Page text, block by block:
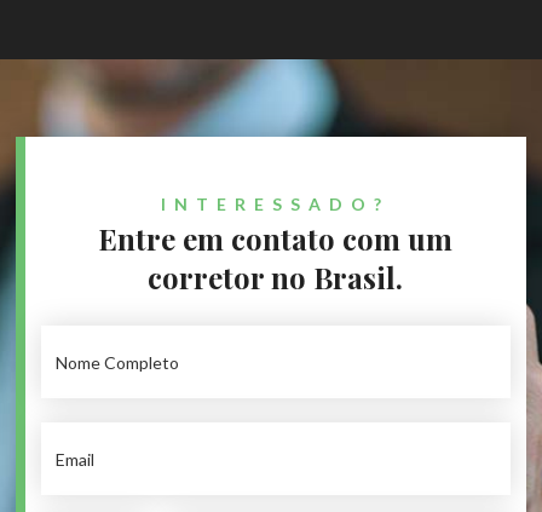
INTERESSADO?
Entre em contato com um
corretor no Brasil.